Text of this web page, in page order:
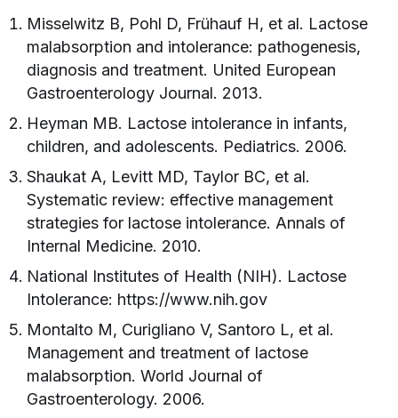
Misselwitz B, Pohl D, Frühauf H, et al. Lactose
malabsorption and intolerance: pathogenesis,
diagnosis and treatment. United European
Gastroenterology Journal. 2013.
Heyman MB. Lactose intolerance in infants,
children, and adolescents. Pediatrics. 2006.
Shaukat A, Levitt MD, Taylor BC, et al.
Systematic review: effective management
strategies for lactose intolerance. Annals of
Internal Medicine. 2010.
National Institutes of Health (NIH). Lactose
Intolerance: https://www.nih.gov
Montalto M, Curigliano V, Santoro L, et al.
Management and treatment of lactose
malabsorption. World Journal of
Gastroenterology. 2006.